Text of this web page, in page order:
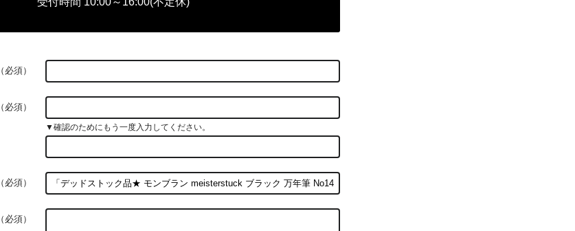
（必須）
（必須）
▼確認のためにもう一度入力してください。
（必須）
（必須）